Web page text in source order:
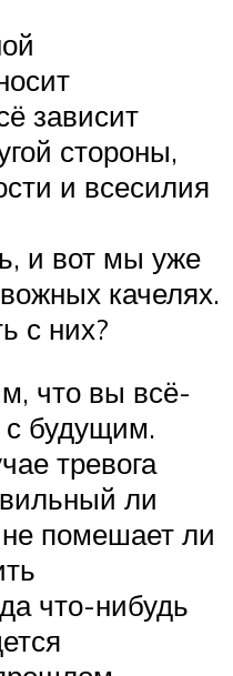
зависит
стороны,
и всесилия
и вот мы уже
качелях.
с них?
что вы всё-
с будущим.
тревога
ли
помешает ли
что-нибудь